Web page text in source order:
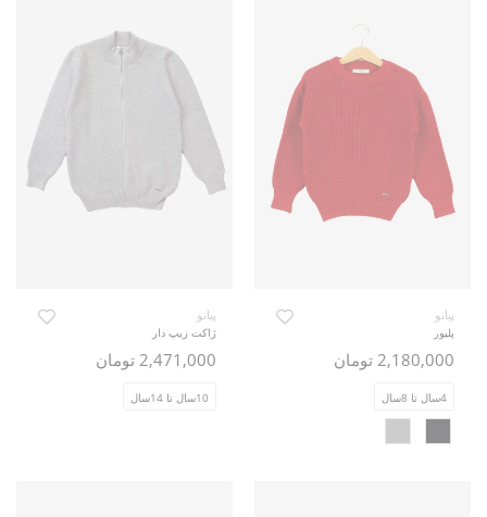
پیانو
پلیور
2,180,000 تومان
4سال تا 8سال
پیانو
ژاکت زیپ دار
2,471,000 تومان
10سال تا 14سال